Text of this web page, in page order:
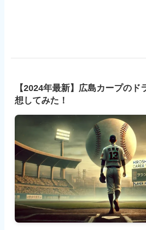
【2024年最新】広島カープのド
想してみた！